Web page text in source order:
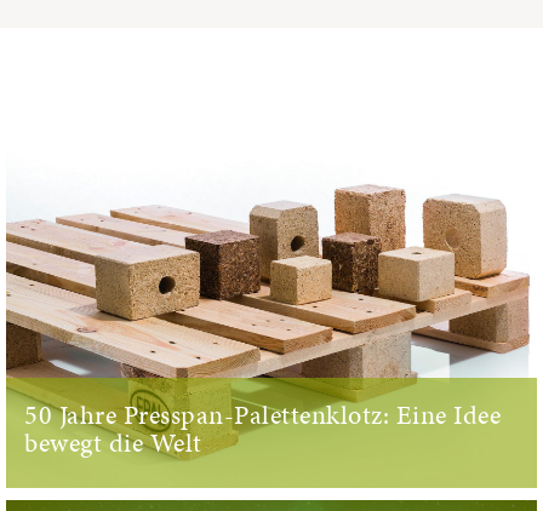
50 Jahre Presspan-Palettenklotz: Eine Idee
bewegt die Welt